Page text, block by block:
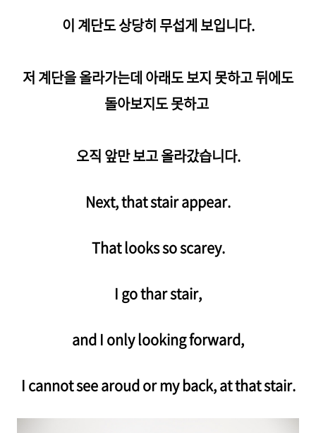
이 계단도 상당히 무섭게 보입니다.
저 계단을 올라가는데 아래도 보지 못하고 뒤에도
돌아보지도 못하고
오직 앞만 보고 올라갔습니다.
Next, that stair appear.
That looks so scarey.
I go thar stair,
and I only looking forward,
I cannot see aroud or my back, at that stair.